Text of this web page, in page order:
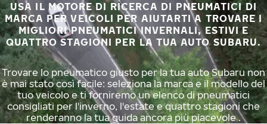
USA IL MOTORE DI RICERCA DI PNEUMATICI DI
MARCA PER VEICOLI PER AIUTARTI A TROVARE I
MIGLIORI PNEUMATICI INVERNALI, ESTIVI E
QUATTRO STAGIONI PER LA TUA AUTO SUBARU.
Trovare lo pneumatico giusto per la tua auto Subaru non
è mai stato così facile: seleziona la marca e il modello del
tuo veicolo e ti forniremo un elenco di pneumatici
consigliati per l'inverno, l'estate e quattro stagioni che
renderanno la tua guida ancora più piacevole .